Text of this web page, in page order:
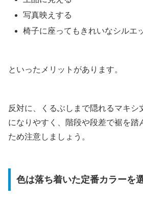
写真映えする
椅子に座ってもきれいなシルエ
といったメリットがあります。
反対に、くるぶしまで隠れるマキシ
になりやすく、階段や段差で裾を踏
ため注意しましょう。
色は落ち着いた定番カラーを